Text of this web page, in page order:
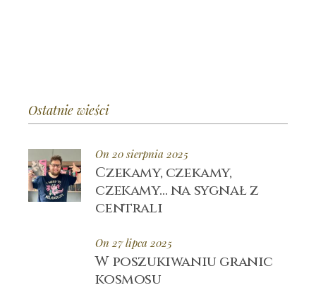
Ostatnie wieści
On 20 sierpnia 2025
Czekamy, czekamy,
czekamy… na sygnał z
centrali
On 27 lipca 2025
W poszukiwaniu granic
kosmosu